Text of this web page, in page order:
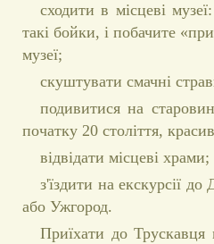
сходити в місцеві
такі бойки, і побачите
музеї;
скуштувати смачні
подивитися на
початку 20 століття,
відвідати місцеві храми;
з'їздити на екскурсії
або Ужгород.
Приїхати до